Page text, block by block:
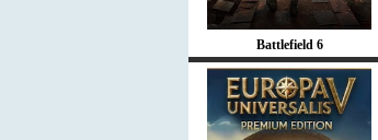
Battlefield 6